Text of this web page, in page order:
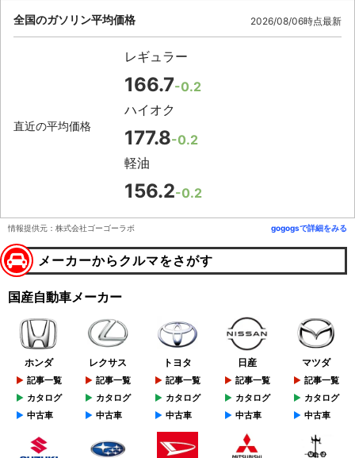
全国のガソリン平均価格 2026/08/06時点最新
直近の平均価格
レギュラー
166.7-0.2
ハイオク
177.8-0.2
軽油
156.2-0.2
情報提供元：株式会社ゴーゴーラボ gogogsで詳細をみる
メーカーからクルマをさがす
国産自動車メーカー
ホンダ
記事一覧
カタログ
中古車
レクサス
記事一覧
カタログ
中古車
トヨタ
記事一覧
カタログ
中古車
日産
記事一覧
カタログ
中古車
マツダ
記事一覧
カタログ
中古車